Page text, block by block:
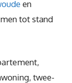
en
tot stand
twee-